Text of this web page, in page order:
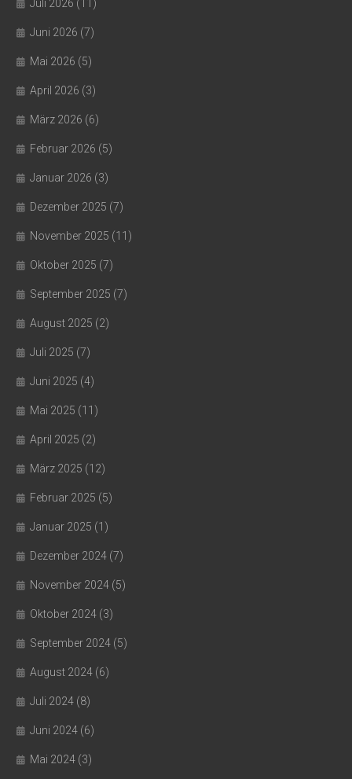
Juli 2026 (11)
Juni 2026 (7)
Mai 2026 (5)
April 2026 (3)
März 2026 (6)
Februar 2026 (5)
Januar 2026 (3)
Dezember 2025 (7)
November 2025 (11)
Oktober 2025 (7)
September 2025 (7)
August 2025 (2)
Juli 2025 (7)
Juni 2025 (4)
Mai 2025 (11)
April 2025 (2)
März 2025 (12)
Februar 2025 (5)
Januar 2025 (1)
Dezember 2024 (7)
November 2024 (5)
Oktober 2024 (3)
September 2024 (5)
August 2024 (6)
Juli 2024 (8)
Juni 2024 (6)
Mai 2024 (3)